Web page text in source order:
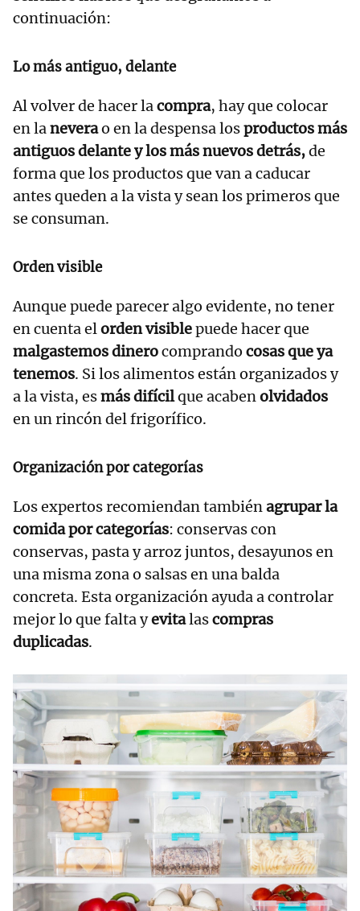
continuación:
Lo más antiguo, delante
Al volver de hacer lacompra, hay que colocar
en laneverao en la despensa losproductos más
antiguos delante y los más nuevos detrás,de
forma que los productos que van a caducar
antes queden a la vista y sean los primeros que
se consuman.
Orden visible
Aunque puede parecer algo evidente, no tener
en cuenta elorden visiblepuede hacer que
malgastemos dinerocomprando cosas que ya
tenemos. Si los alimentos están organizados y
a la vista, esmás difícilque acabenolvidados
en un rincón del frigorífico.
Organización por categorías
Los expertos recomiendan tambiénagrupar la
comida por categorías: conservas con
conservas, pasta y arroz juntos, desayunos en
una misma zona o salsas en una balda
concreta. Esta organización ayuda a controlar
mejor lo que falta yevitalascompras
duplicadas.